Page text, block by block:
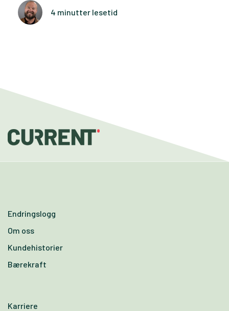
4 minutter lesetid
Endringslogg
Om oss
Kundehistorier
Bærekraft
Karriere